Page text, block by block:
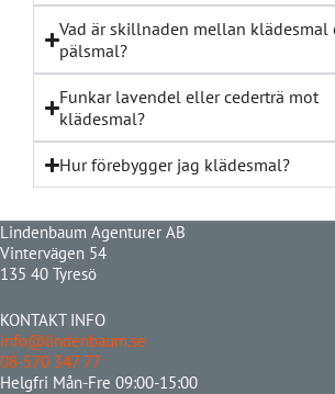
Vad är skillnaden mellan klädesmal
pälsmal?
Funkar lavendel eller cederträ mot
klädesmal?
Hur förebygger jag klädesmal?
Lindenbaum Agenturer AB
Vintervägen 54
135 40 Tyresö
KONTAKT INFO
info@lindenbaum.se
08-570 347 77
Helgfri Mån-Fre 09:00-15:00